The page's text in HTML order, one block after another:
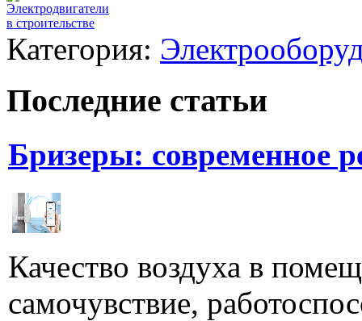
Электродвигатели
в строительстве
Категория:
Последние статьи
Бризеры: современное
Качество воздуха в
самочувствие,